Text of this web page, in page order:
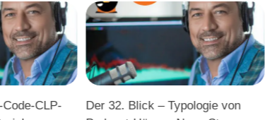
Der 32. Blick – Typologie von
CLP-